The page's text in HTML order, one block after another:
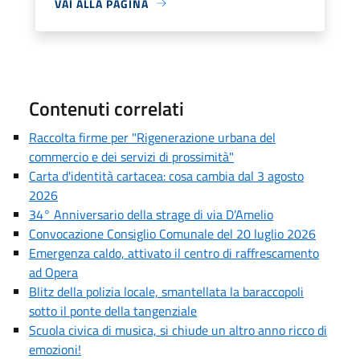
Contenuti correlati
Raccolta firme per "Rigenerazione urbana del
commercio e dei servizi di prossimità"
Carta d'identità cartacea: cosa cambia dal 3 agosto
2026
34° Anniversario della strage di via D’Amelio
Convocazione Consiglio Comunale del 20 luglio 2026
Emergenza caldo, attivato il centro di raffrescamento
ad Opera
Blitz della polizia locale, smantellata la baraccopoli
sotto il ponte della tangenziale
Scuola civica di musica, si chiude un altro anno ricco di
emozioni!